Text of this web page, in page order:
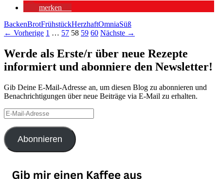
dem
OMNIA
merken
BackenBrotFrühstückHerzhaftOmniaSüß
Beitragsnavigation
← Vorherige 1 … 57 58 59 60 Nächste →
Werde als Erste/r über neue Rezepte
informiert und abonniere den Newsletter!
Gib Deine E-Mail-Adresse an, um diesen Blog zu abonnieren und
Benachrichtigungen über neue Beiträge via E-Mail zu erhalten.
E-
Mail-
Adresse
Abonnieren